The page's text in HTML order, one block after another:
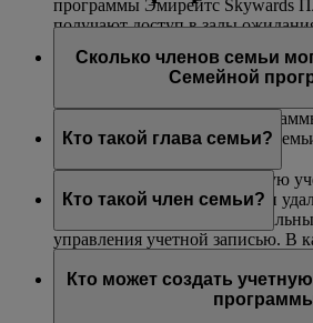
программы Эмирейтс Skywards
получают доступ в залы
внутренних рейсов в Австралии
залы ожидания Бизнес-класса
Сколько членов семьи
Семейной
В одну учетную запись
включены до восьми членов
Кто такой глава семьи?
Глава семьи создает Семейную
добавляет в нее участников и
билеты и выполняет все
управления учетной записью. В
18 лет. Чтобы добавить
в учетную запись Семейной
Кто такой член семьи?
Семейной программы и может
своих миль Skywards,
Кто может создать